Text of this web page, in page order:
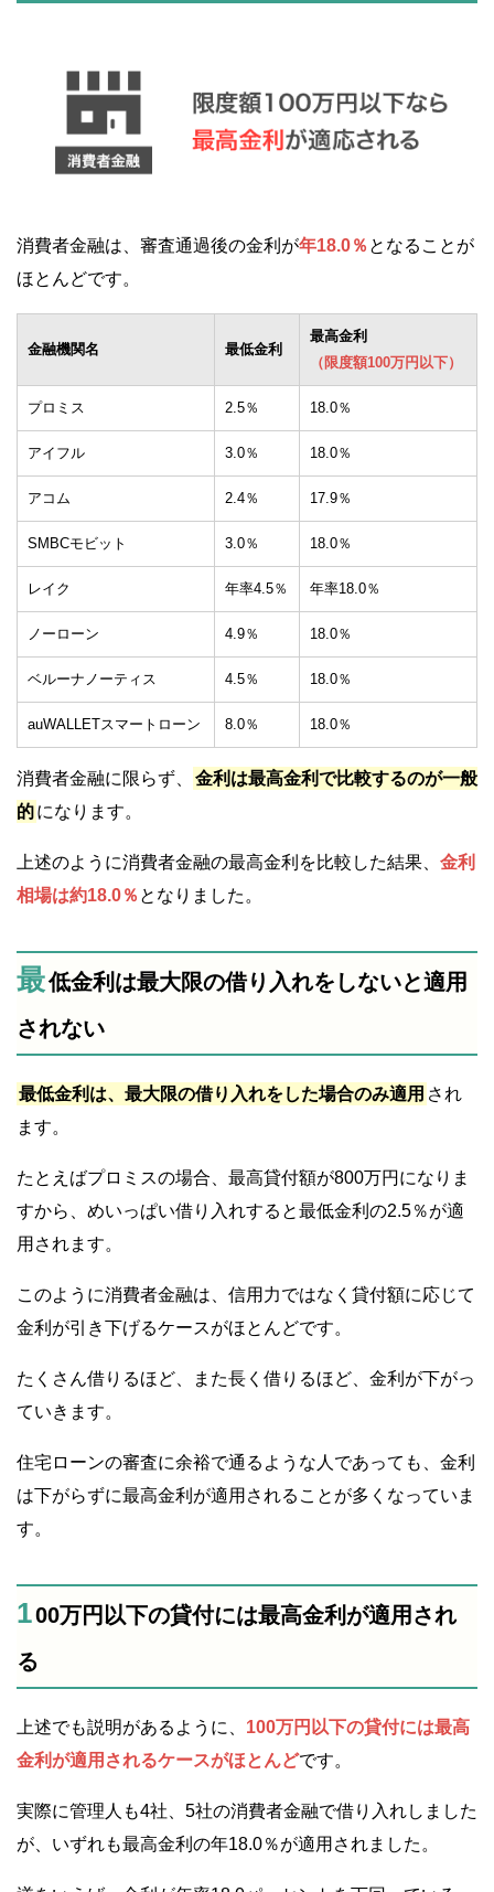
消費者金融は、審査通過後の金利が年18.0％ となることが
ほとんどです。
金融機関名 最低金利
最高金利
（限度額100万円以下）
プロミス 2.5％ 18.0％
アイフル 3.0％ 18.0％
アコム 2.4％ 17.9％
SMBCモビット 3.0％ 18.0％
レイク 年率4.5％ 年率18.0％
ノーローン 4.9％ 18.0％
ベルーナノーティス 4.5％ 18.0％
auWALLETスマートローン 8.0％ 18.0％
消費者金融に限らず、
金利は最高金利で比較するのが一般
的になります。
上述のように消費者金融の最高金利を比較した結果、 金利
相場は約18.0％ となりました。
最低金利は最大限の借り入れをしないと適用
されない
最低金利は、最大限の借り入れをした場合のみ適用 され
ます。
たとえばプロミスの場合、最高貸付額が800万円になりま
すから、めいっぱい借り入れすると最低金利の2.5％が適
用されます。
このように消費者金融は、信用力ではなく貸付額に応じて
金利が引き下げるケースがほとんどです。
たくさん借りるほど、また長く借りるほど、金利が下がっ
ていきます。
住宅ローンの審査に余裕で通るような人であっても、金利
は下がらずに最高金利が適用されることが多くなっていま
す。
100万円以下の貸付には最高金利が適用され
る
上述でも説明があるように、 100万円以下の貸付には最高
金利が適用されるケースがほとんどです。
実際に管理人も4社、5社の消費者金融で借り入れしました
が、いずれも最高金利の年18.0％が適用されました。